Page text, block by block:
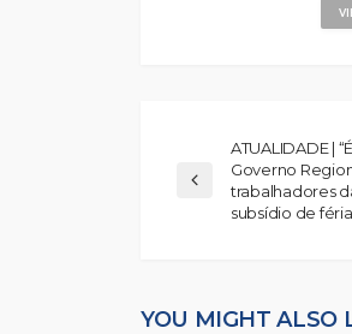
ATUALIDADE |
Governo
trabalhadores
subsídio de
YOU MIGHT ALSO